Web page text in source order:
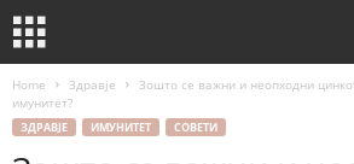
Home Здравје
Зошто се важни и неопходни
имунитет?
ЗДРАВЈЕ ИМУНИТЕТ СОВЕТИ